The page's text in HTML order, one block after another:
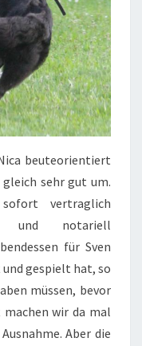
beuteorientiert
sehr gut um.
vertraglich
und notariell
für Sven
gespielt hat, so
müssen, bevor
wir da mal
Aber die